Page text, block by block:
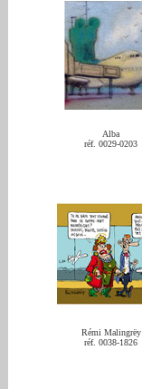
Alba
réf. 0029-0203
Rémi Malingrëy
réf. 0038-1826